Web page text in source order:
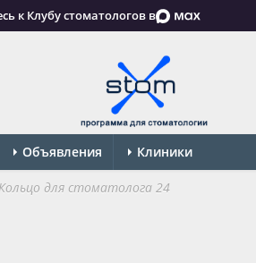
к Клубу стоматологов в
Объявления Клиники
Кольцо для стоматолога 24